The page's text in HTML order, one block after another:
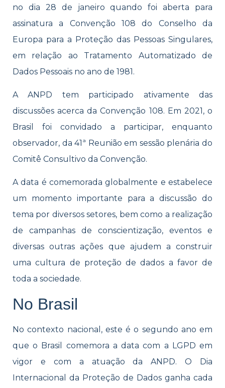
no dia 28 de janeiro quando foi aberta para
assinatura a Convenção 108 do Conselho da
Europa para a Proteção das Pessoas Singulares,
em relação ao Tratamento Automatizado de
Dados Pessoais no ano de 1981.
A ANPD tem participado ativamente das
discussões acerca da Convenção 108. Em 2021, o
Brasil foi convidado a participar, enquanto
observador, da 41ª Reunião em sessão plenária do
Comitê Consultivo da Convenção.
A data é comemorada globalmente e estabelece
um momento importante para a discussão do
tema por diversos setores, bem como a realização
de campanhas de conscientização, eventos e
diversas outras ações que ajudem a construir
uma cultura de proteção de dados a favor de
toda a sociedade.
No Brasil
No contexto nacional, este é o segundo ano em
que o Brasil comemora a data com a LGPD em
vigor e com a atuação da ANPD. O Dia
Internacional da Proteção de Dados ganha cada